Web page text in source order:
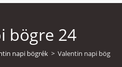
bögre 24
napi bögrék > Valentin napi bögre